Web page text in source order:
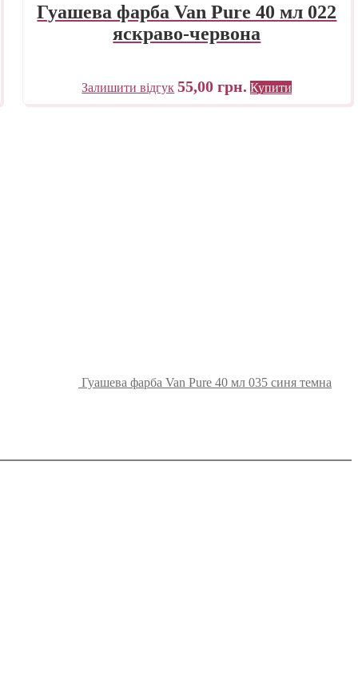
Гуашева фарба Van Pure 40 мл 022
яскраво-червона
Залишити відгук 55,00грн. Купити
Гуашева фарба Van Pure 40 мл 035 синя темна